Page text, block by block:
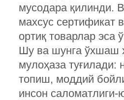
мусодара қилинди.
махсус сертификат
ортиқ товарлар эса
Шу ва шунга ўхшаш
мулоҳаза туғилади:
топиш, моддий
инсон